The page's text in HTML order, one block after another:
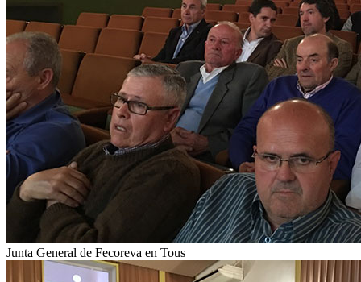
Junta General de Fecoreva en Tous